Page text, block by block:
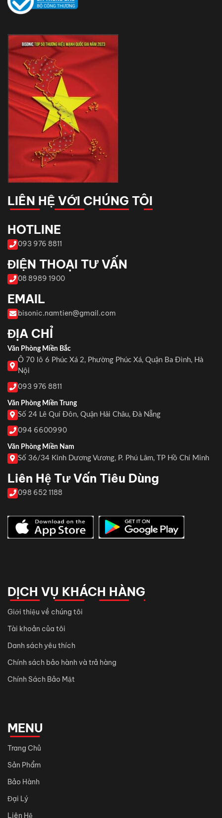
LIÊN HỆ VỚI CHÚNG TÔI
HOTLINE
093 976 8811
ĐIỆN THOẠI TƯ VẤN
08 8989 1900
EMAIL
bisonic.namtien@gmail.com
ĐỊA CHỈ
Văn Phòng Miền Bắc
Ô 70 lô 6 Phúc Xá 2, Phường Phúc Xá, Quận Ba Đình, Hà
Nội
093 976 8811
Văn Phòng Miền Trung
Số 24 Lê Quí Đôn, Quận Hải Châu, Đà Nẵng
094 6600990
Văn Phòng Miền Nam
Số 36/34 Kinh Dương Vương, P. Phú Lâm, TP Hồ Chí Minh
Liên Hệ Tư Vấn Tiêu Dùng
098 652 1188
DỊCH VỤ KHÁCH HÀNG
Giới thiệu về chúng tôi
Tài khoản của tôi
Danh sách yêu thích
Chính sách bảo hành và trả hàng
Chính Sách Bảo Mật
MENU
Trang Chủ
Sản Phẩm
Bảo Hành
Đại Lý
Liên Hệ